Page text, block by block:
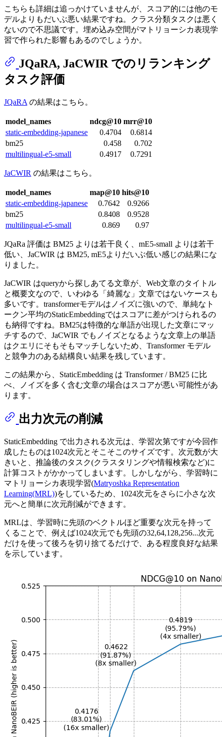
こちらも詳細は追っかけていませんが、スコア的には他のモ
デルよりもだいぶ悪い結果ですね。クラス分類タスクは悪く
ないので不思議です。埋め込み空間がマトリョーシカ表現学
習で作られた影響もあるのでしょうか。
JQaRA, JaCWIR でのリランキング
タスク評価
JQaRA の結果はこちら。
model_names ndcg@10 mrr@10
static-embedding-japanese
0.4704
0.6814
bm25
0.458
0.702
multilingual-e5-small
0.4917 0.7291
JaCWIR の結果はこちら。
model_names map@10 hits@10
static-embedding-japanese
0.7642
0.9266
bm25
0.8408
0.9528
multilingual-e5-small
0.869 0.97
JQaRa 評価は BM25 よりは若干良く、mE5-small よりは若干
低い、JaCWIR は BM25, mE5よりだいぶ低い感じの結果にな
りました。
JaCWIR はqueryから探しあてる文章が、Web文章のタイトル
と概要文なので、いわゆる「綺麗な」文章ではないケースも
多いです。transformerモデルはノイズに強いので、単純なト
ークン平均のStaticEmbeddingではスコアに差がつけられるの
も納得ですね。BM25は特徴的な単語が出現した文章にマッ
チするので、JaCWIR でもノイズとなるような文章上の単語
はクエリにそもそもマッチしないため、Transformer モデル
と競争力のある結構良い結果を残しています。
この結果から、StaticEmbedding は Transformer / BM25 に比
べ、ノイズを多く含む文章の場合はスコアが悪い可能性があ
ります。
出力次元の削減
StaticEmbedding で出力される次元は、学習次第ですが今回作
成したものは1024次元とそこそこのサイズです。次元数が大
きいと、推論後のタスク(クラスタリングや情報検索など)に
計算コストがかかってしまいます。しかしながら、学習時に
マトリョーシカ表現学習(Matryoshka Representation
Learning(MRL))をしているため、1024次元をさらに小さな次
元へと簡単に次元削減ができます。
MRLは、学習時に先頭のベクトルほど重要な次元を持って
くることで、例えば1024次元でも先頭の32,64,128,256...次元
だけを使って後ろを切り捨てるだけで、ある程度良好な結果
を示しています。